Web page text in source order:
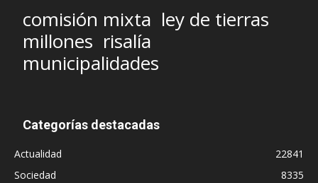
comisión mixta ley de tierras
millones risalía
municipalidades
Categorías destacadas
Actualidad
22841
Sociedad
8335